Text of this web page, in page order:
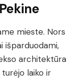
mieste. Nors
išparduodami,
architektūra
laiko ir